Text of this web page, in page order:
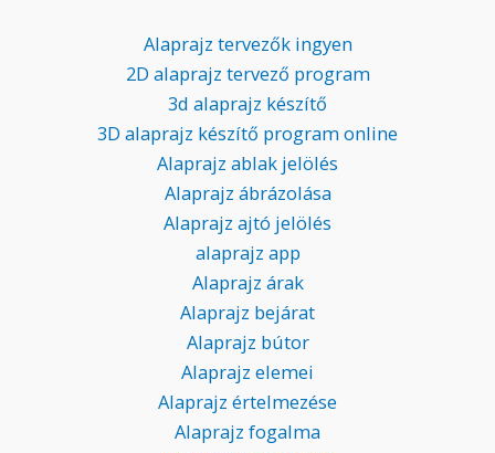
Alaprajz tervezők ingyen
2D alaprajz tervező program
3d alaprajz készítő
3D alaprajz készítő program online
Alaprajz ablak jelölés
Alaprajz ábrázolása
Alaprajz ajtó jelölés
alaprajz app
Alaprajz árak
Alaprajz bejárat
Alaprajz bútor
Alaprajz elemei
Alaprajz értelmezése
Alaprajz fogalma